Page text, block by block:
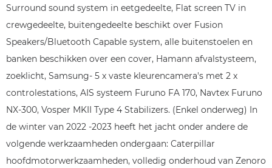
Surround sound system in eetgedeelte, Flat screen TV in
crewgedeelte, buitengedeelte beschikt over Fusion
Speakers/Bluetooth Capable system, alle buitenstoelen en
banken beschikken over een cover, Hamann afvalstysteem,
zoeklicht, Samsung- 5 x vaste kleurencamera's met 2 x
controlestations, AIS systeem Furuno FA 170, Navtex Furuno
NX-300, Vosper MKII Type 4 Stabilizers. (Enkel onderweg) In
de winter van 2022 -2023 heeft het jacht onder andere de
volgende werkzaamheden ondergaan: Caterpillar
hoofdmotorwerkzaamheden, volledig onderhoud van Zenoro